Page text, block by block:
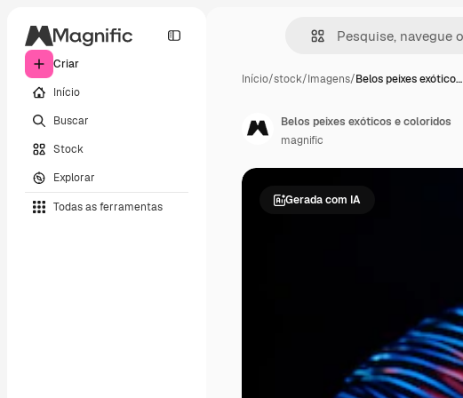
Criar
Início
Buscar
Stock
Explorar
Todas as ferramentas
Início/stock/Imagens/Belos peixes exótico…
Gerada com IA
Belos peixes exóticos e coloridos
magnific